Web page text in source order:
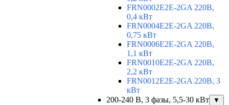
FRN0002E2E-2GA 220В,
0,4 кВт
FRN0004E2E-2GA 220В,
0,75 кВт
FRN0006E2E-2GA 220В,
1,1 кВт
FRN0010E2E-2GA 220В,
2,2 кВт
FRN0012E2E-2GA 220В, 3
кВт
200-240 В, 3 фазы, 5,5-30 кВт
▼